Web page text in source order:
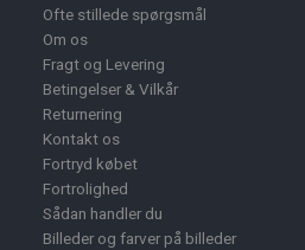
Ofte stillede spørgsmål
Om os
Fragt og Levering
Betingelser & Vilkår
Returnering
Kontakt os
Fortryd købet
Fortrolighed
Sådan handler du
Billeder og farver på billeder